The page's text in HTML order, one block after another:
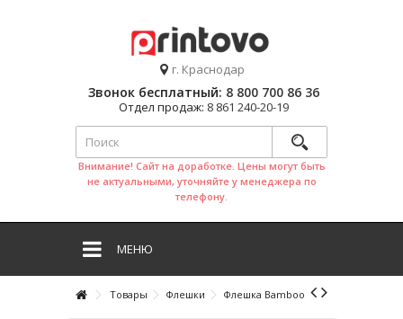
г. Краснодар
Звонок бесплатный: 8 800 700 86 36
Отдел продаж: 8 861 240-20-19
Внимание! Сайт на доработке. Цены могут быть
не актуальными, уточняйте у менеджера по
телефону.
МЕНЮ
Товары Флешки Флешка Bamboo